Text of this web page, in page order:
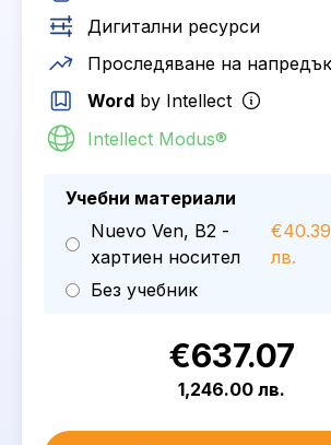
Дигитални ресурси
Проследяване на
Word by Intellect
Intellect Modus®
Учебни материали
Nuevo Ven, B2 -
хартиен носител
лв.
Без учебник
€637.07
1,246.00 лв.